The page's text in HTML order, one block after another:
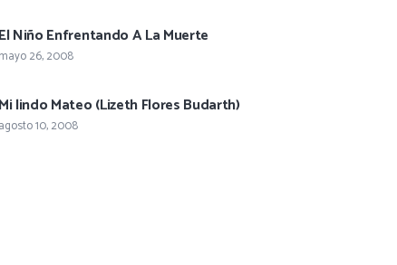
El Niño Enfrentando A La Muerte
mayo 26, 2008
Mi lindo Mateo (Lizeth Flores Budarth)
agosto 10, 2008